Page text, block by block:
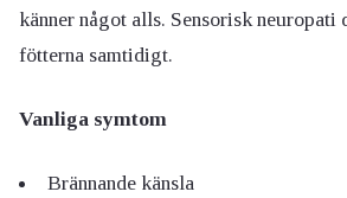
känner något alls. Sensoriskneuropati
fötterna samtidigt.
Vanliga symtom
Brännande känsla